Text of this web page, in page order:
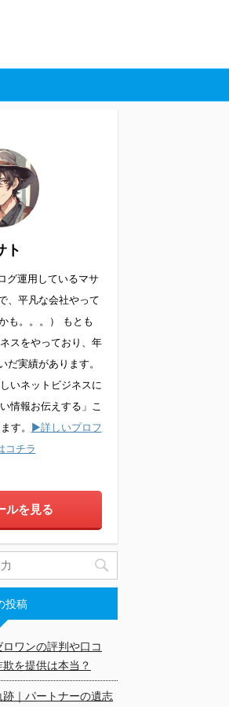
ト
グ運用しているマサ
、平凡な会社やって
も。。。） もとも
スをやっており、年
実績があります。
いネットビジネスに
情報お伝えする」こ
す。
▶詳しいプロフ
コチラ
ルを見る
投稿
ワンの評判や口コ
を提供は本当？
｜パートナーの遺志